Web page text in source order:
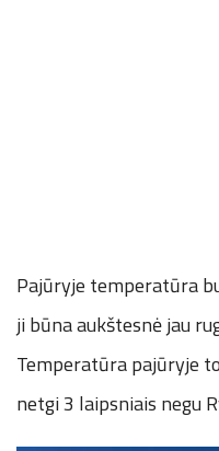
Pajūryje temperatūra
ji būna aukštesnė jau
Temperatūra pajūryje
netgi 3 laipsniais negu